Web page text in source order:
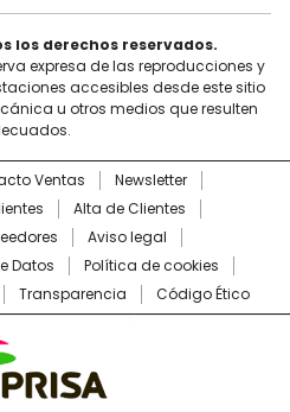
los derechos reservados.
expresa de las reproducciones y
accesibles desde este sitio
u otros medios que resulten
Ventas
Newsletter
Alta de Clientes
Aviso legal
Datos
Política de cookies
Transparencia Código Ético